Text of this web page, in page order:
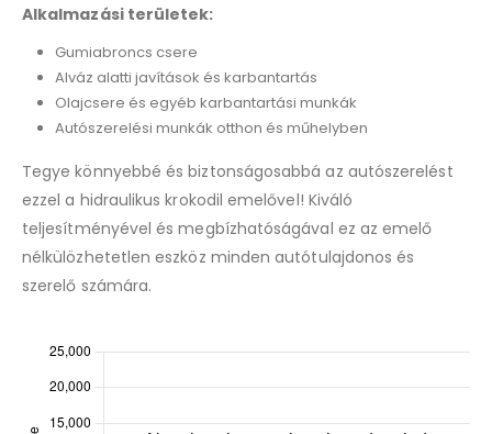
Alkalmazási területek:
Gumiabroncs csere
Alváz alatti javítások és karbantartás
Olajcsere és egyéb karbantartási munkák
Autószerelési munkák otthon és műhelyben
Tegye könnyebbé és biztonságosabbá az autószerelést
ezzel a hidraulikus krokodil emelővel! Kiváló
teljesítményével és megbízhatóságával ez az emelő
nélkülözhetetlen eszköz minden autótulajdonos és
szerelő számára.